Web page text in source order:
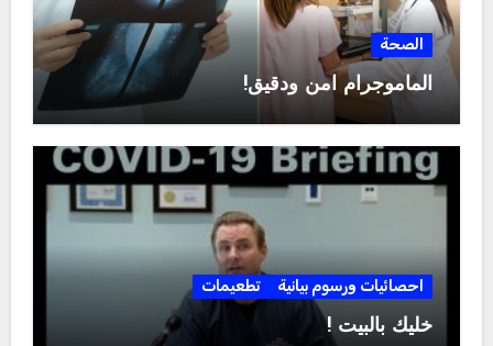
الصحة
الماموجرام آمن ودقيق!
احصائيات ورسوم بيانية تطعيمات
خليك بالبيت !